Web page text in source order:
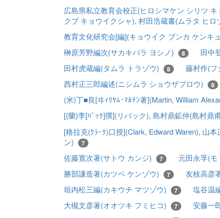
広島県私立教育会校正(ヒロシマケン シリツ
クブ キョウイクシャ), 村田浩蔵書(ムラタ ヒ
教育文化研究会[編](キョウイク ブンカ ケンキ
榊原芳野編次(サカキバラ ヨシノ)
8
田中
田村虎蔵編(タムラ トラゾウ)
8
藤村作(
西村正三郎編述(ニシムラ ショウザブロウ)
8
(米)丁■良[ヰｨﾘﾔﾑ･ﾏﾙﾁﾝ著](Martin, William
[(蘭)李[ﾊﾞｯｸ]撰](リバック), 島村鼎鉱仲(島村鼎
[格拉克(ｸﾗｰｸ)口授](Clark, Edward Waren), 山
ン)
7
佐藤寛次著(サトウ カンジ) 7
元田永孚(
勝部謙造著(カツベ ケンゾウ)
7
友枝高彦
垣内松三編(カキウチ マツゾウ)
7
塩谷温
大槻文彦著(オオツキ フミヒコ)
7
安藤一